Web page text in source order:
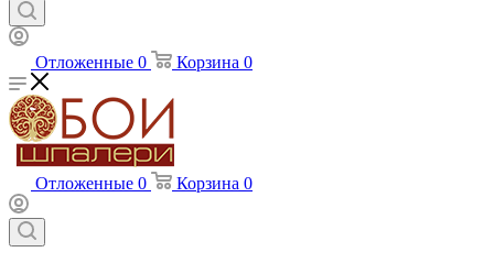
Отложенные 0 Корзина 0
Отложенные 0 Корзина 0